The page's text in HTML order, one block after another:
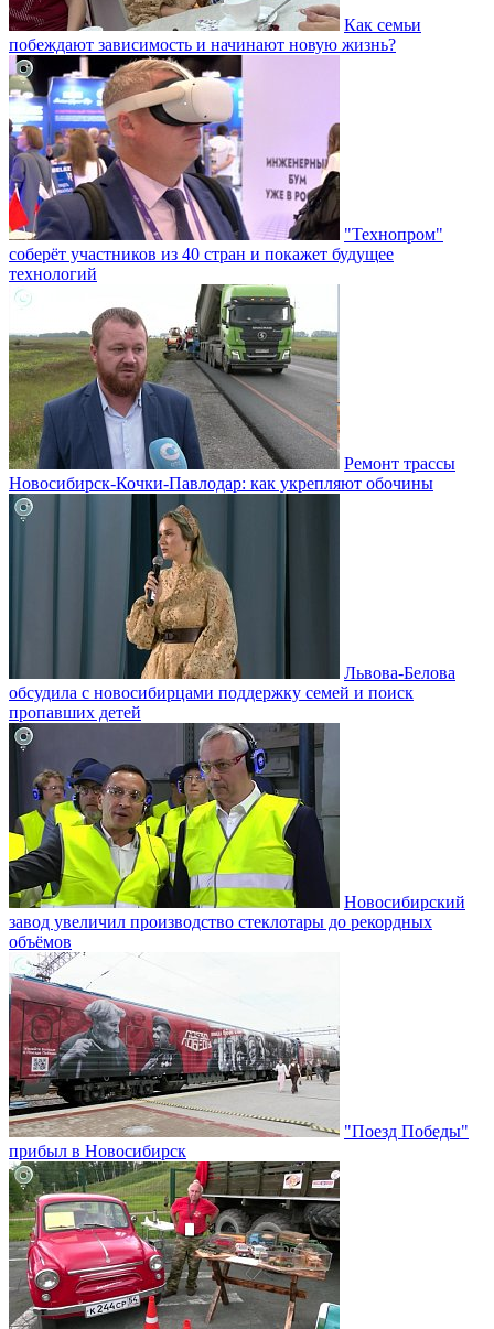
Как семьи
побеждают зависимость и начинают новую жизнь?
"Технопром"
соберёт участников из 40 стран и покажет будущее
технологий
Ремонт трассы
Новосибирск-Кочки-Павлодар: как укрепляют обочины
Львова-Белова
обсудила с новосибирцами поддержку семей и поиск
пропавших детей
Новосибирский
завод увеличил производство стеклотары до рекордных
объёмов
"Поезд Победы"
прибыл в Новосибирск